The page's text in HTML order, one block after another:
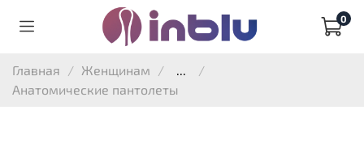
0
Главная Женщинам
...
Анатомические пантолеты